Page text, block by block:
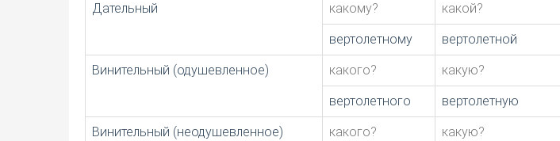
Дательный какому? какой?
вертолетному вертолетной
Винительный (одушевленное) какого? какую?
вертолетного вертолетную
Винительный (неодушевленное) какого? какую?